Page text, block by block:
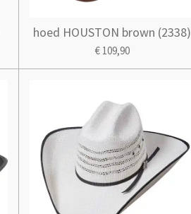
hoed HOUSTON brown (2338)
€ 109,90